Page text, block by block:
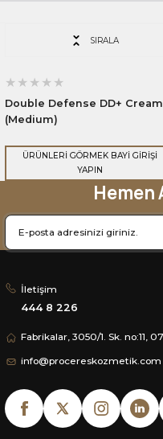
SIRALA
Double Defense DD+ Cream
(Medium)
ÜRÜNLERİ GÖRMEK BAYİ GİRİŞİ
YAPIN
Hemen
İletişim
444 8 226
Fabrikalar, 3050/1. Sk. no:11,
info@procereskozmetik.com